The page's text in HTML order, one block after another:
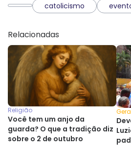
catolicismo
Relacionadas
Religião
Você tem um anjo da
guarda? O que a tradição diz
sobre o 2 de outubro